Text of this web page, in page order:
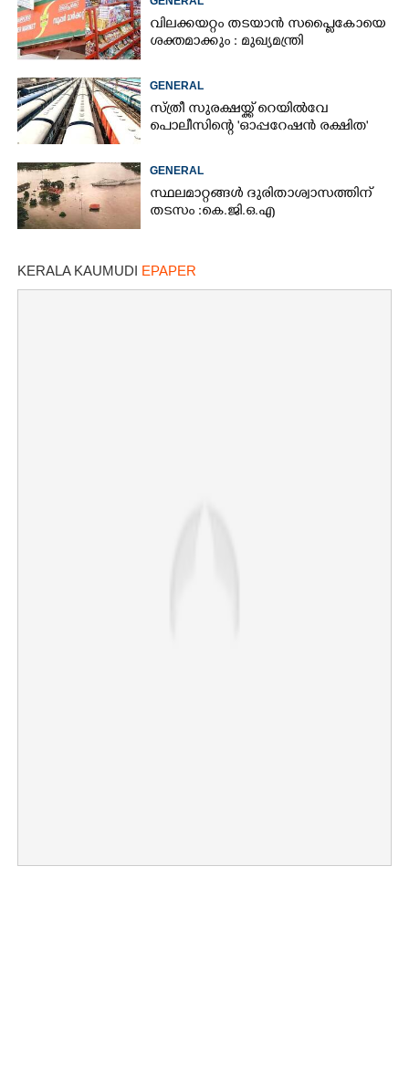
വിലക്കയറ്റം തടയാൻ സപ്ലൈകോയെ
ശക്തമാക്കും : മുഖ്യമന്ത്രി
GENERAL
സ്ത്രീ സുരക്ഷയ്ക്ക് റെയിൽവേ
പൊലീസിന്റെ 'ഓപ്പറേഷൻ രക്ഷിത'
GENERAL
സ്ഥലമാറ്റങ്ങൾ ദുരിതാശ്വാസത്തിന്
തടസം :കെ.ജി.ഒ.എ
KERALA KAUMUDI EPAPER